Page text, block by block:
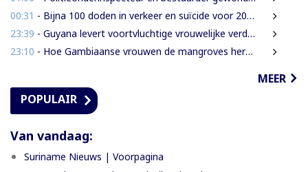
00:31 - Bijna 100 doden in verkeer en suïcide voor 2026 is veel te veel’, zegt Lau
23:39 - Guyana levert voortvluchtige vrouwelijke verdachte in mensenhandel uit aan Suriname
23:10 - Hoe Gambiaanse vrouwen de mangroves herstellen die Banjul beschermen
MEER
POPULAIR
Van vandaag:
Suriname Nieuws | Voorpagina